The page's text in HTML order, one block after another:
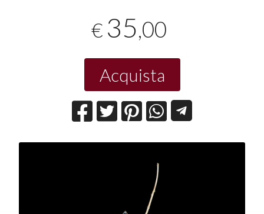
€ 35,00
Acquista